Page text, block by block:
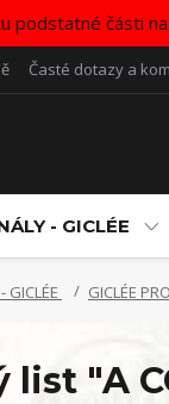
podstatné části
Časté dotazy a
- GICLÉE
GICLÉE GICLÉE
list "A